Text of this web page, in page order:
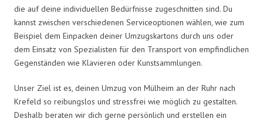
die auf deine individuellen Bedürfnisse zugeschnitten sind. Du
kannst zwischen verschiedenen Serviceoptionen wählen, wie zum
Beispiel dem Einpacken deiner Umzugskartons durch uns oder
dem Einsatz von Spezialisten für den Transport von empfindlichen
Gegenständen wie Klavieren oder Kunstsammlungen.
Unser Ziel ist es, deinen Umzug von Mülheim an der Ruhr nach
Krefeld so reibungslos und stressfrei wie möglich zu gestalten.
Deshalb beraten wir dich gerne persönlich und erstellen ein